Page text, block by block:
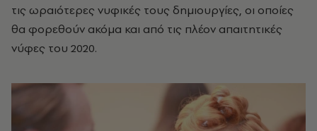
τις ωραιότερες νυφικές τους δημιουργίες, οι οποίες
θα φορεθούν ακόμα και από τις πλέον απαιτητικές
νύφες του 2020.